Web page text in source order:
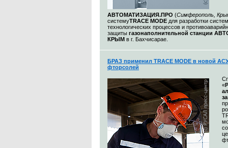
АВТОМАТИЗАЦИЯ.ПРО (Симферополь,
системуTRACE MODE для разработки
технологических процессов и
защиты газонаполнительной станции
КРЫМ в г. Бахчисарае.
БРАЗ применил TRACE MODE в новой
фторсолей
«